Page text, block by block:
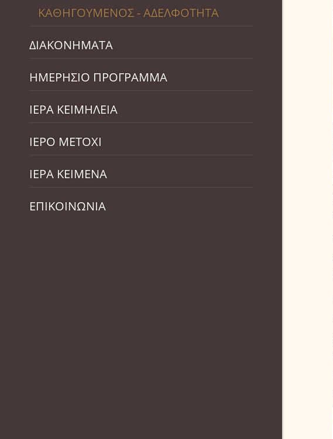
ΚΑΘΗΓΟΥΜΕΝΟΣ - ΑΔΕΛΦΟΤΗΤΑ
ΔΙΑΚΟΝΗΜΑΤΑ
ΗΜΕΡΗΣΙΟ ΠΡΟΓΡΑΜΜΑ
ΙΕΡΑ ΚΕΙΜΗΛΕΙΑ
ΙΕΡΟ ΜΕΤΟΧΙ
ΙΕΡΑ ΚΕΙΜΕΝΑ
ΕΠΙΚΟΙΝΩΝΙΑ